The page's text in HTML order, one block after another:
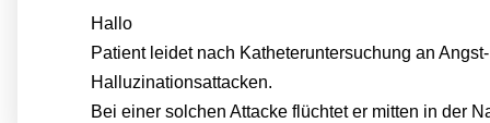
Hallo
Patient leidet nach Katheteruntersuchung an
Halluzinationsattacken.
Bei einer solchen Attacke flüchtet er mitten in der